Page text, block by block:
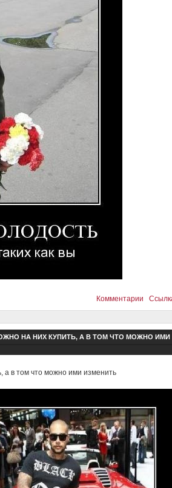
Комментарии
НА НИХ КУПИТЬ, А В ТОМ ЧТО МОЖНО ИМИ
в том что можно ими изменить